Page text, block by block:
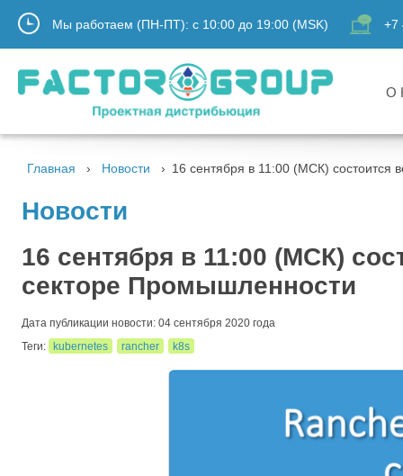
Мы работаем (ПН-ПТ): с 10:00 до 19:00 (MSK) +7
О
Главная Новости 16 сентября в 11:00 (МСК) состоится
Новости
16 сентября в 11:00 (МСК)
секторе Промышленности
Дата публикации новости: 04 сентября 2020 года
Теги:
kubernetes rancher k8s